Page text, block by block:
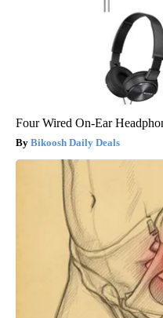
Four Wired On-Ear
Bikoosh Daily Deals